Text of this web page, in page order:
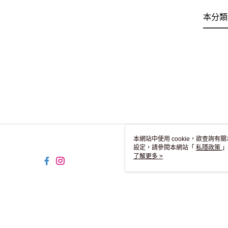
本分
本網站中使用 cookie，欲查詢有
設定，請參閱本網站「 私隱政策
用 cookie。
了解更多 >